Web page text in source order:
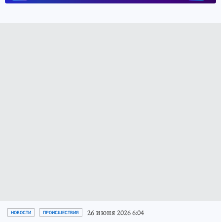
НОВОСТИ ПРОИСШЕСТВИЯ 26 июня 2026 6:04